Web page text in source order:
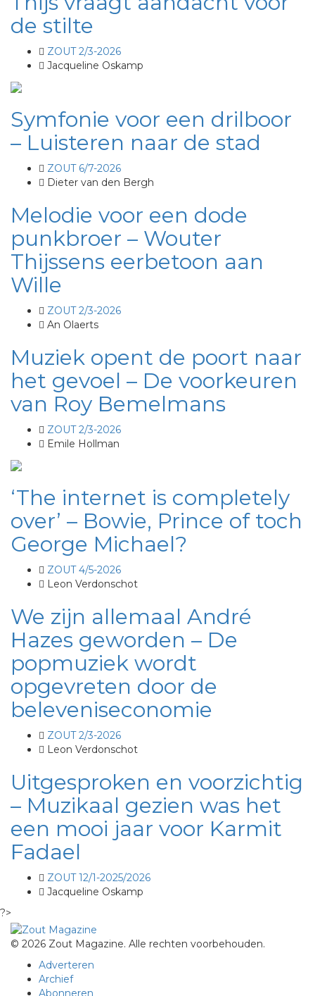
de stilte
ZOUT 2/3-2026
Jacqueline Oskamp
Symfonie voor een drilboor
– Luisteren naar de stad
ZOUT 6/7-2026
Dieter van den Bergh
Melodie voor een dode
punkbroer – Wouter
Thijssens eerbetoon aan
Wille
ZOUT 2/3-2026
An Olaerts
Muziek opent de poort naar
het gevoel – De voorkeuren
van Roy Bemelmans
ZOUT 2/3-2026
Emile Hollman
‘The internet is completely
over’ – Bowie, Prince of toch
George Michael?
ZOUT 4/5-2026
Leon Verdonschot
We zijn allemaal André
Hazes geworden – De
popmuziek wordt
opgevreten door de
beleveniseconomie
ZOUT 2/3-2026
Leon Verdonschot
Uitgesproken en voorzichtig
– Muzikaal gezien was het
een mooi jaar voor Karmit
Fadael
ZOUT 12/1-2025/2026
Jacqueline Oskamp
?>
© 2026 Zout Magazine. Alle rechten voorbehouden.
Adverteren
Archief
Abonneren